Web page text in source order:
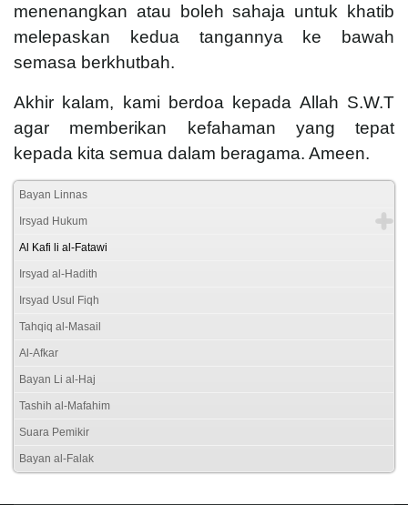
menenangkan atau boleh sahaja untuk khatib
melepaskan kedua tangannya ke bawah
semasa berkhutbah.
Akhir kalam, kami berdoa kepada Allah S.W.T
agar memberikan kefahaman yang tepat
kepada kita semua dalam beragama. Ameen.
Bayan Linnas
Irsyad Hukum
Al Kafi li al-Fatawi
Irsyad al-Hadith
Irsyad Usul Fiqh
Tahqiq al-Masail
Al-Afkar
Bayan Li al-Haj
Tashih al-Mafahim
Suara Pemikir
Bayan al-Falak